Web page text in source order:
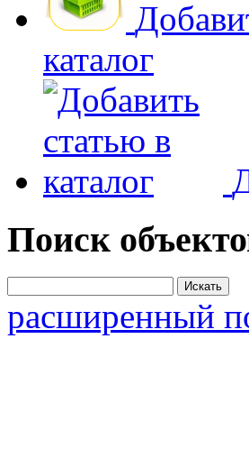
каталог
Поиск
расширенный